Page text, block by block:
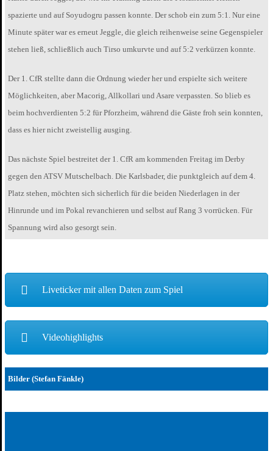
spazierte und auf Soyudogru passen konnte. Der schob ein zum 5:1. Nur eine
Minute später war es erneut Jeggle, die gleich reihenweise seine Gegenspieler
stehen ließ, schließlich auch Tirso umkurvte und auf 5:2 verkürzen konnte.
Der 1. CfR stellte dann die Ordnung wieder her und erspielte sich weitere
Möglichkeiten, aber Macorig, Allkollari und Asare verpassten. So blieb es
beim hochverdienten 5:2 für Pforzheim, während die Gäste froh sein konnten,
dass es hier nicht zweistellig ausging.
Das nächste Spiel bestreitet der 1. CfR am kommenden Freitag im Derby
gegen den ATSV Mutschelbach. Die Karlsbader, die punktgleich auf dem 4.
Platz stehen, möchten sich sicherlich für die beiden Niederlagen in der
Hinrunde und im Pokal revanchieren und selbst auf Rang 3 vorrücken. Für
Spannung wird also gesorgt sein.
Liveticker mit allen Daten zum Spiel
Videohighlights
Bilder (Stefan Fänkle)